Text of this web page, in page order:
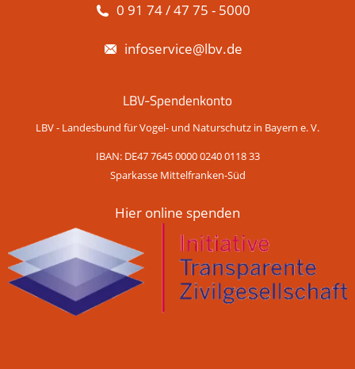
0 91 74 / 47 75 - 5000
infoservice@lbv.de
LBV-Spendenkonto
LBV - Landesbund für Vogel- und Naturschutz in Bayern e. V.
IBAN: DE47 7645 0000 0240 0118 33
Sparkasse Mittelfranken-Süd
Hier online spenden